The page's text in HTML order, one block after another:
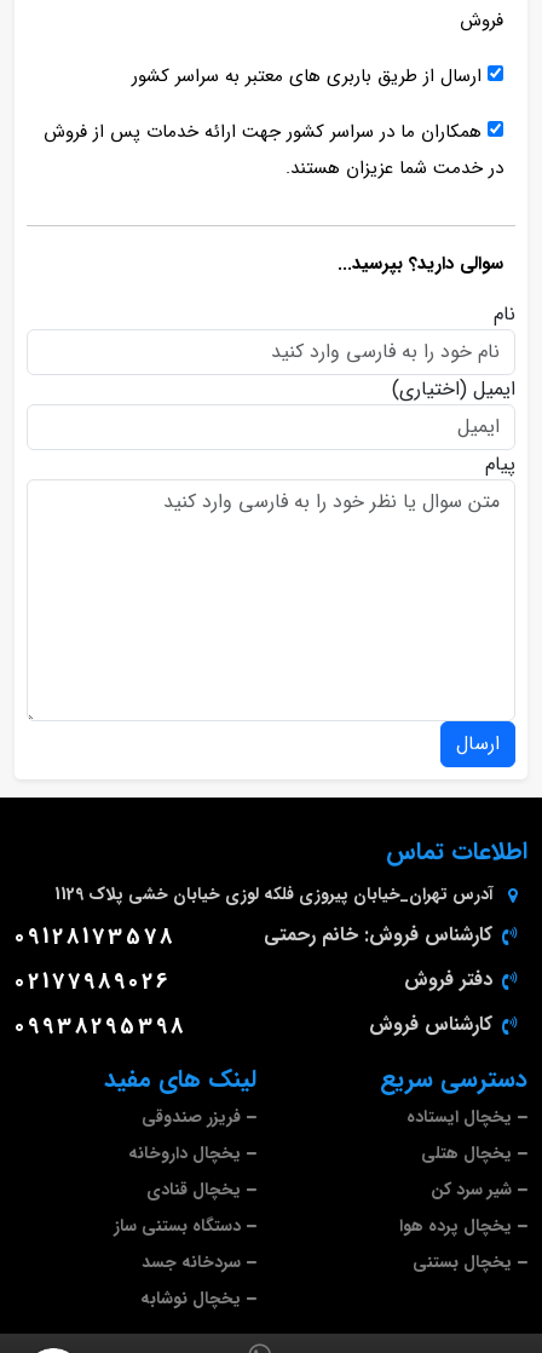
فروش
ارسال از طریق باربری های معتبر به سراسر کشور
همکاران ما در سراسر کشور جهت ارائه خدمات پس از فروش
در خدمت شما عزیزان هستند.
سوالی دارید؟ بپرسید...
نام
ایمیل (اختیاری)
پیام
ارسال
لینک های مفید
فریزر صندوقی
یخچال داروخانه
یخچال قنادی
دستگاه بستنی ساز
سردخانه جسد
یخچال نوشابه
دسترسی سریع
یخچال ایستاده
یخچال هتلی
شیر سرد کن
یخچال پرده هوا
یخچال بستنی
اطلاعات تماس
آدرس تهران_خیابان پیروزی فلکه لوزی خیابان خشی پلاک 1129
کارشناس فروش: خانم رحمتی 09128173578
دفتر فروش 02177989026
کارشناس فروش 09938295398